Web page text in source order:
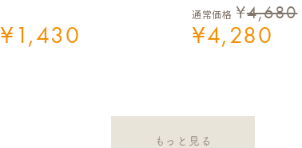
¥1,430
通常価格 ¥4,680
¥4,280
もっと見る